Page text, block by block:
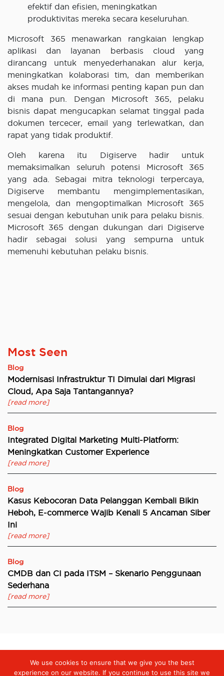
efektif dan efisien, meningkatkan
produktivitas mereka secara keseluruhan.
Microsoft 365 menawarkan rangkaian lengkap
aplikasi dan layanan berbasis cloud yang
dirancang untuk menyederhanakan alur kerja,
meningkatkan kolaborasi tim, dan memberikan
akses mudah ke informasi penting kapan pun dan
di mana pun. Dengan Microsoft 365, pelaku
bisnis dapat mengucapkan selamat tinggal pada
dokumen tercecer, email yang terlewatkan, dan
rapat yang tidak produktif.
Oleh karena itu Digiserve hadir untuk
memaksimalkan seluruh potensi Microsoft 365
yang ada. Sebagai mitra teknologi terpercaya,
Digiserve membantu mengimplementasikan,
mengelola, dan mengoptimalkan Microsoft 365
sesuai dengan kebutuhan unik para pelaku bisnis.
Microsoft 365 dengan dukungan dari Digiserve
hadir sebagai solusi yang sempurna untuk
memenuhi kebutuhan pelaku bisnis.
Most Seen
Blog
Modernisasi Infrastruktur TI Dimulai dari Migrasi
Cloud, Apa Saja Tantangannya?
[read more]
Blog
Integrated Digital Marketing Multi-Platform:
Meningkatkan Customer Experience
[read more]
Blog
Kasus Kebocoran Data Pelanggan Kembali Bikin
Heboh, E-commerce Wajib Kenali 5 Ancaman Siber
Ini
[read more]
Blog
CMDB dan CI pada ITSM – Skenario Penggunaan
Sederhana
[read more]
We use cookies to ensure that we give you the best
experience on our website. If you continue to use this site we
Digiserve »Optimalkan Produktivitas Bisnis dengan Solusi
Microsoft 365 dari Digiserve